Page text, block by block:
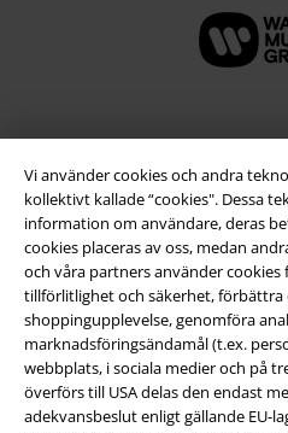
Vi använder cookies och andra
kollektivt kallade “cookies". Dessa
information om användare, deras
cookies placeras av oss, medan
och våra partners använder
tillförlitlighet och säkerhet, förbättra
shoppingupplevelse, genomföra
marknadsföringsändamål (t.ex.
webbplats, i sociala medier och på
överförs till USA delas den endast
adekvansbeslut enligt gällande EU-
Juridisk information/
Villkor
Om oss